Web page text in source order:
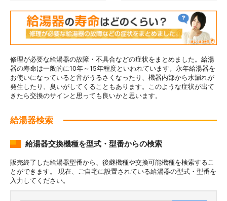
修理が必要な給湯器の故障・不具合などの症状をまとめました。給湯
器の寿命は一般的に10年～15年程度といわれています。永年給湯器を
お使いになっていると音がうるさくなったり、機器内部から水漏れが
発生したり、臭いがしてくることもあります。このような症状が出て
きたら交換のサインと思っても良いかと思います。
給湯器検索
給湯器交換機種を型式・型番からの検索
販売終了した給湯器型番から、後継機種や交換可能機種を検索するこ
とができます。 現在、ご自宅に設置されている給湯器の型式・型番を
入力してください。